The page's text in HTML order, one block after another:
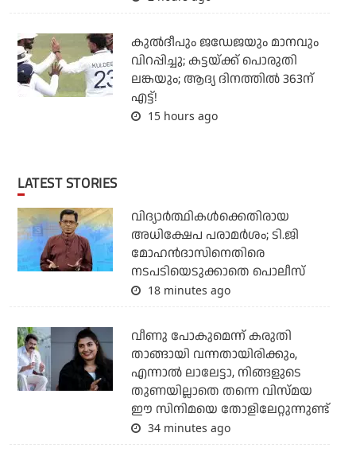
കുല്‍ദീപും ജഡേജയും മാനവും
വിറപ്പിച്ചു; കട്ടയ്ക്ക് പൊരുതി
ലങ്കയും; ആദ്യ ദിനത്തില്‍ 363ന്
എട്ട്!
15 hours ago
LATEST STORIES
വിദ്യാര്‍ത്ഥികള്‍ക്കെതിരായ
അധിക്ഷേപ പരാമര്‍ശം; ടി.ജി
മോഹന്‍ദാസിനെതിരെ
നടപടിയെടുക്കാതെ പൊലീസ്
18 minutes ago
വീണു പോകുമെന്ന് കരുതി
താങ്ങായി വന്നതായിരിക്കും,
എന്നാല്‍ ലാലേട്ടാ, നിങ്ങളുടെ
തുണയില്ലാതെ തന്നെ വിസ്മയ
ഈ സിനിമയെ തോളിലേറ്റുന്നുണ്ട്
34 minutes ago